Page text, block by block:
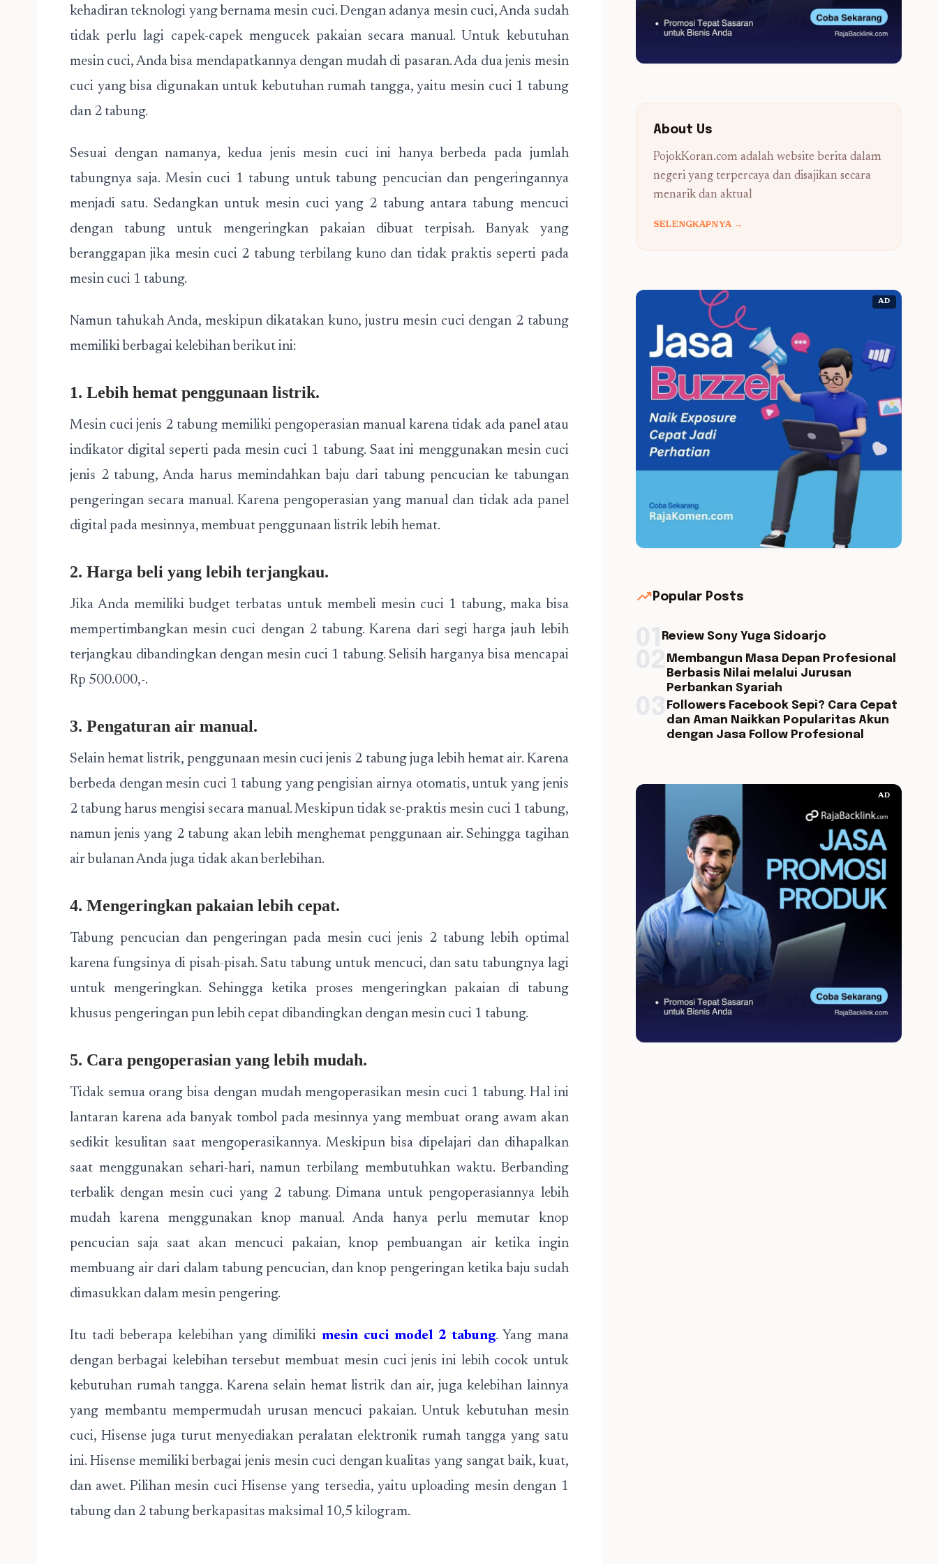
kehadiran teknologi yang bernama mesin cuci. Dengan adanya mesin cuci, Anda sudah
tidak perlu lagi capek-capek mengucek pakaian secara manual. Untuk kebutuhan
mesin cuci, Anda bisa mendapatkannya dengan mudah di pasaran. Ada dua jenis mesin
cuci yang bisa digunakan untuk kebutuhan rumah tangga, yaitu mesin cuci 1 tabung
dan 2 tabung.
Sesuai dengan namanya, kedua jenis mesin cuci ini hanya berbeda pada jumlah
tabungnya saja. Mesin cuci 1 tabung untuk tabung pencucian dan pengeringannya
menjadi satu. Sedangkan untuk mesin cuci yang 2 tabung antara tabung mencuci
dengan tabung untuk mengeringkan pakaian dibuat terpisah. Banyak yang
beranggapan jika mesin cuci 2 tabung terbilang kuno dan tidak praktis seperti pada
mesin cuci 1 tabung.
Namun tahukah Anda, meskipun dikatakan kuno, justru mesin cuci dengan 2 tabung
memiliki berbagai kelebihan berikut ini:
1. Lebih hemat penggunaan listrik.
Mesin cuci jenis 2 tabung memiliki pengoperasian manual karena tidak ada panel atau
indikator digital seperti pada mesin cuci 1 tabung. Saat ini menggunakan mesin cuci
jenis 2 tabung, Anda harus memindahkan baju dari tabung pencucian ke tabungan
pengeringan secara manual. Karena pengoperasian yang manual dan tidak ada panel
digital pada mesinnya, membuat penggunaan listrik lebih hemat.
2. Harga beli yang lebih terjangkau.
Jika Anda memiliki budget terbatas untuk membeli mesin cuci 1 tabung, maka bisa
mempertimbangkan mesin cuci dengan 2 tabung. Karena dari segi harga jauh lebih
terjangkau dibandingkan dengan mesin cuci 1 tabung. Selisih harganya bisa mencapai
Rp 500.000,-.
3. Pengaturan air manual.
Selain hemat listrik, penggunaan mesin cuci jenis 2 tabung juga lebih hemat air. Karena
berbeda dengan mesin cuci 1 tabung yang pengisian airnya otomatis, untuk yang jenis
2 tabung harus mengisi secara manual. Meskipun tidak se-praktis mesin cuci 1 tabung,
namun jenis yang 2 tabung akan lebih menghemat penggunaan air. Sehingga tagihan
air bulanan Anda juga tidak akan berlebihan.
4. Mengeringkan pakaian lebih cepat.
Tabung pencucian dan pengeringan pada mesin cuci jenis 2 tabung lebih optimal
karena fungsinya di pisah-pisah. Satu tabung untuk mencuci, dan satu tabungnya lagi
untuk mengeringkan. Sehingga ketika proses mengeringkan pakaian di tabung
khusus pengeringan pun lebih cepat dibandingkan dengan mesin cuci 1 tabung.
5. Cara pengoperasian yang lebih mudah.
Tidak semua orang bisa dengan mudah mengoperasikan mesin cuci 1 tabung. Hal ini
lantaran karena ada banyak tombol pada mesinnya yang membuat orang awam akan
sedikit kesulitan saat mengoperasikannya. Meskipun bisa dipelajari dan dihapalkan
saat menggunakan sehari-hari, namun terbilang membutuhkan waktu. Berbanding
terbalik dengan mesin cuci yang 2 tabung. Dimana untuk pengoperasiannya lebih
mudah karena menggunakan knop manual. Anda hanya perlu memutar knop
pencucian saja saat akan mencuci pakaian, knop pembuangan air ketika ingin
membuang air dari dalam tabung pencucian, dan knop pengeringan ketika baju sudah
dimasukkan dalam mesin pengering.
Itu tadi beberapa kelebihan yang dimilikimesin cuci model 2 tabung. Yang mana
dengan berbagai kelebihan tersebut membuat mesin cuci jenis ini lebih cocok untuk
kebutuhan rumah tangga. Karena selain hemat listrik dan air, juga kelebihan lainnya
yang membantu mempermudah urusan mencuci pakaian. Untuk kebutuhan mesin
cuci, Hisense juga turut menyediakan peralatan elektronik rumah tangga yang satu
ini. Hisense memiliki berbagai jenis mesin cuci dengan kualitas yang sangat baik, kuat,
dan awet. Pilihan mesin cuci Hisense yang tersedia, yaitu uploading mesin dengan 1
tabung dan 2 tabung berkapasitas maksimal 10,5 kilogram.
About Us
PojokKoran.com adalah website berita dalam
negeri yang terpercaya dan disajikan secara
menarik dan aktual
SELENGKAPNYA →
AD
trending_up Popular Posts
Review Sony Yuga Sidoarjo
Membangun Masa Depan Profesional
Berbasis Nilai melalui Jurusan
Perbankan Syariah
Followers Facebook Sepi? Cara Cepat
dan Aman Naikkan Popularitas Akun
dengan Jasa Follow Profesional
AD